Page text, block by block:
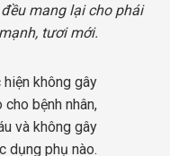
mang lại cho phái
tươi mới.
không gây
bệnh nhân,
và không gây
dụng phụ nào.